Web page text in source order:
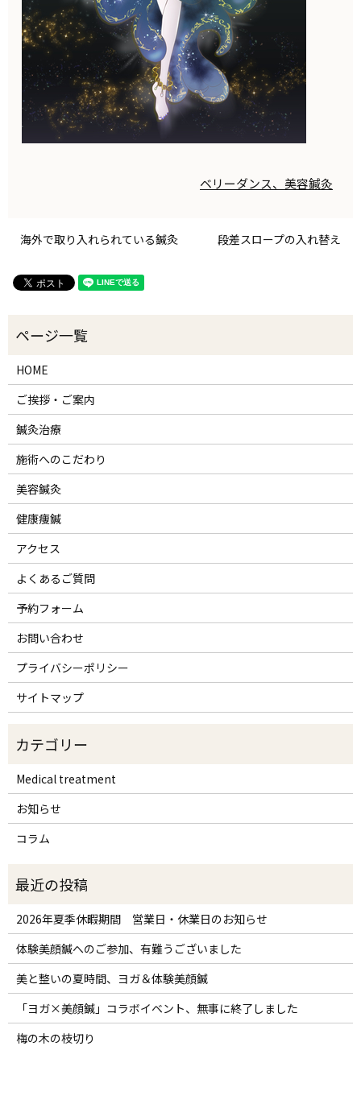
ベリーダンス、美容鍼灸
海外で取り入れられている鍼灸 段差スロープの入れ替え
HOME
ご挨拶・ご案内
鍼灸治療
施術へのこだわり
美容鍼灸
健康痩鍼
アクセス
よくあるご質問
予約フォーム
お問い合わせ
プライバシーポリシー
サイトマップ
Medical treatment
お知らせ
コラム
2026年夏季休暇期間 営業日・休業日のお知らせ
体験美顔鍼へのご参加、有難うございました
美と整いの夏時間、ヨガ＆体験美顔鍼
「ヨガ×美顔鍼」コラボイベント、無事に終了しました
梅の木の枝切り